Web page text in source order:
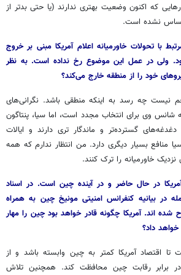
که اکنون وضعیت بهتری ندارند (یا حتی بدتر از
نشده است.
با تحولات خاورمیانه اعلام آمریکا مبنی بر خروج
ولی در عمل این موضوع رخ نداده است. به نظر
خود را از منطقه خارج می‌کند؟
نیست چه رسد به اینکه منطقی باشد. نگرانی‌های
وی برای انتخاب مجدد است، اما سیا، پنتاگون
گسترده‌تر و ماندگار تری دارند و ایالات
منافع بسیار دیگری دارد. من انتظار ندارم که همه
نزدیک خاورمیانه را ترک کنند.
در حال حاضر و در آینده چین است. در اسناد
در بیانیه کنفرانس امنیتی مونیخ چین به همراه
شده اند. آمریکا چگونه قادر خواهد بود چین را مهار
داد؟
اقتصاد آمریکا کمتر به چین وابسته باشد و از
در برابر رقابت چین محافظت کند. همچنین تلاش